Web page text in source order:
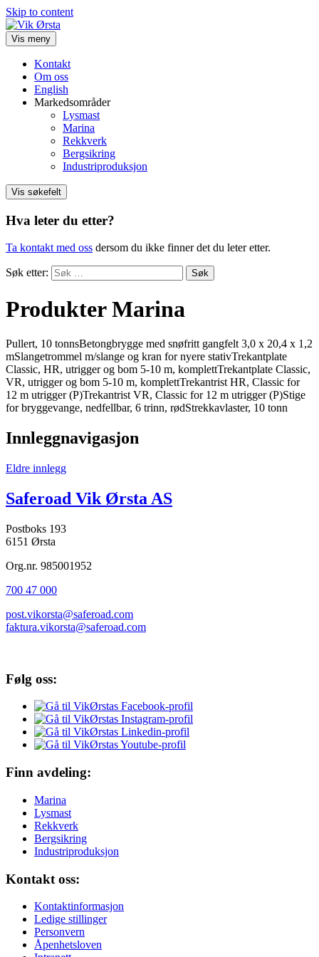
Skip to content
Vis meny
Kontakt
Om oss
English
Markedsområder
Lysmast
Marina
Rekkverk
Bergsikring
Industriproduksjon
Vis søkefelt
Hva leter du etter?
Ta kontakt med oss dersom du ikke finner det du leter etter.
Søk etter:
Produkter Marina
Pullert, 10 tonnsBetongbrygge med snøfritt gangfelt 3,0 x 20,4 x 1,2
mSlangetrommel m/slange og kran for nyere stativTrekantplate
Classic, HR, utrigger og bom 5-10 m, komplettTrekantplate Classic,
VR, utrigger og bom 5-10 m, komplettTrekantrist HR, Classic for
12 m utrigger (P)Trekantrist VR, Classic for 12 m utrigger (P)Stige
for bryggevange, nedfellbar, 6 trinn, rødStrekkavlaster, 10 tonn
Innleggnavigasjon
Eldre innlegg
Saferoad Vik Ørsta AS
Postboks 193
6151 Ørsta
Org.nr. 985001952
700 47 000
post.vikorsta@saferoad.com
faktura.vikorsta@saferoad.com
Følg oss:
Finn avdeling:
Marina
Lysmast
Rekkverk
Bergsikring
Industriproduksjon
Kontakt oss:
Kontaktinformasjon
Ledige stillinger
Personvern
Åpenhetsloven